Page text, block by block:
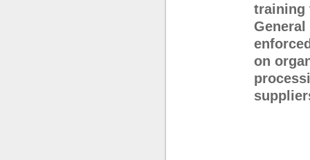
training
on